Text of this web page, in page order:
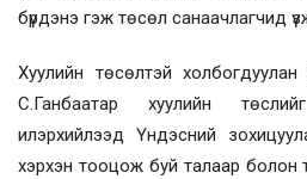
бүрдэнэ гэж төсөл санаачлагчид
Хуулийн төсөлтэй
С.Ганбаатар хуулийн
илэрхийлээдҮндэсний
хэрхэн тооцож буй талаар болон